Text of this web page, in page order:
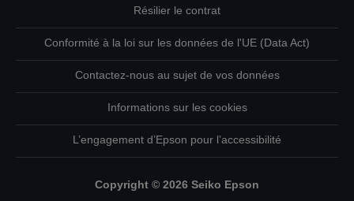
Résilier le contrat
Conformité à la loi sur les données de l'UE (Data Act)
Contactez-nous au sujet de vos données
Informations sur les cookies
L’engagement d’Epson pour l’accessibilité
Copyright © 2026 Seiko Epson